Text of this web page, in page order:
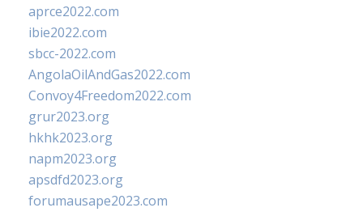
aprce2022.com
ibie2022.com
sbcc-2022.com
AngolaOilAndGas2022.com
Convoy4Freedom2022.com
grur2023.org
hkhk2023.org
napm2023.org
apsdfd2023.org
forumausape2023.com